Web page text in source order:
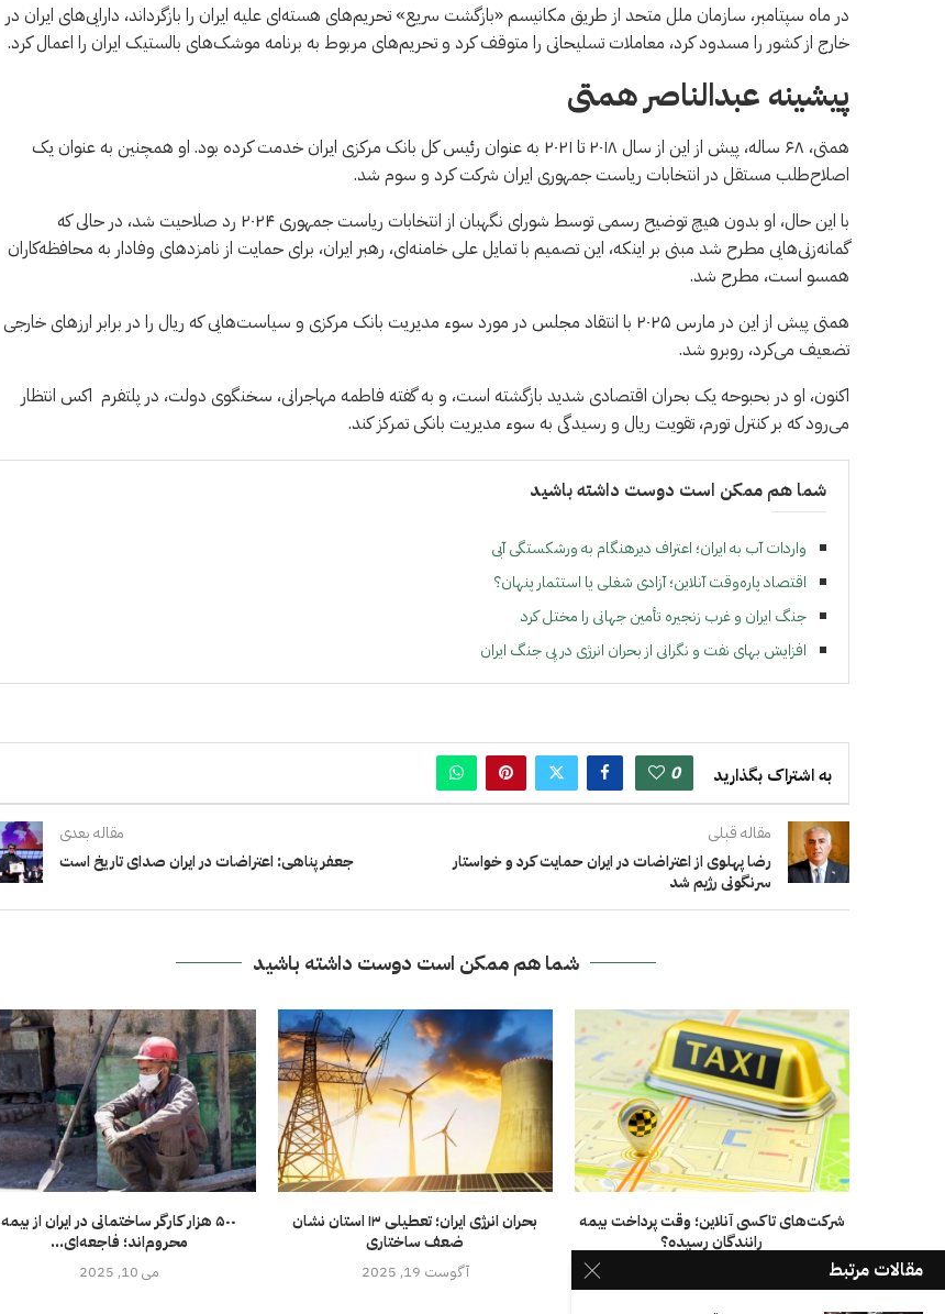
در ماه سپتامبر، سازمان ملل متحد از طریق مکانیسم «بازگشت سریع» تحریم‌های هسته‌ای علیه ایران را بازگرداند، دارایی‌های ایران در
خارج از کشور را مسدود کرد، معاملات تسلیحاتی را متوقف کرد و تحریم‌های مربوط به برنامه موشک‌های بالستیک ایران را اعمال کرد.
پیشینه عبدالناصر همتی
همتی، ۶۸ ساله، پیش از این از سال ۲۰۱۸ تا ۲۰۲۱ به عنوان رئیس کل بانک مرکزی ایران خدمت کرده بود. او همچنین به عنوان یک
اصلاح‌طلب مستقل در انتخابات ریاست جمهوری ایران شرکت کرد و سوم شد.
با این حال، او بدون هیچ توضیح رسمی توسط شورای نگهبان از انتخابات ریاست جمهوری ۲۰۲۴ رد صلاحیت شد، در حالی که
گمانه‌زنی‌هایی مطرح شد مبنی بر اینکه، این تصمیم با تمایل علی خامنه‌ای، رهبر ایران، برای حمایت از نامزدهای وفادار به محافظه‌کاران
همسو است، مطرح شد.
همتی پیش از این در مارس ۲۰۲۵ با انتقاد مجلس در مورد سوء مدیریت بانک مرکزی و سیاست‌هایی که ریال را در برابر ارزهای خارجی
تضعیف می‌کرد، روبرو شد.
اکنون، او در بحبوحه یک بحران اقتصادی شدید بازگشته است، و به گفته فاطمه مهاجرانی، سخنگوی دولت، در پلتفرم اكس انتظار
می‌رود که بر کنترل تورم، تقویت ریال و رسیدگی به سوء مدیریت بانکی تمرکز کند.
شما هم ممکن است دوست داشته باشید
واردات آب به ایران؛ اعتراف دیرهنگام به ورشکستگی آبی
اقتصاد پاره‌وقت آنلاین؛ آزادی شغلی یا استثمار پنهان؟
جنگ ایران و غرب زنجیره تأمین جهانی را مختل کرد
افزایش بهای نفت و نگرانی از بحران انرژی در پی جنگ ایران
به اشتراک بگذارید 0
مقاله قبلی
رضا پهلوی از اعتراضات در ایران حمایت کرد و خواستار
سرنگونی رژیم شد
مقاله بعدی
جعفر پناهی: اعتراضات در ایران صدای تاریخ است
شما هم ممکن است دوست داشته باشید
۵۰۰ هزار کارگر ساختمانی در ایران از بیمه
محروم‌اند؛ فاجعه‌ای...
می 10, 2025
بحران انرژی ایران؛ تعطیلی ۱۳ استان نشان
ضعف ساختاری
آگوست 19, 2025
شرکت‌های تاکسی آنلاین؛ وقت پرداخت بیمه
رانندگان رسیده؟
مقالات مرتبط